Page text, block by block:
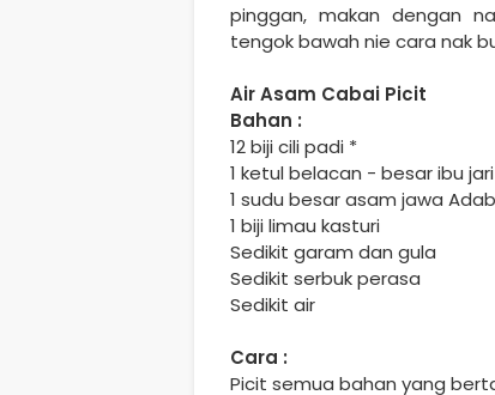
pinggan, makan dengan
tengok bawah nie cara nak
Air Asam Cabai Picit
Bahan :
12 biji cili padi *
1 ketul belacan - besar ibu
1 sudu besar asam jawa
1 biji limau kasturi
Sedikit garam dan gula
Sedikit serbuk perasa
Sedikit air
Cara :
Picit semua bahan yang